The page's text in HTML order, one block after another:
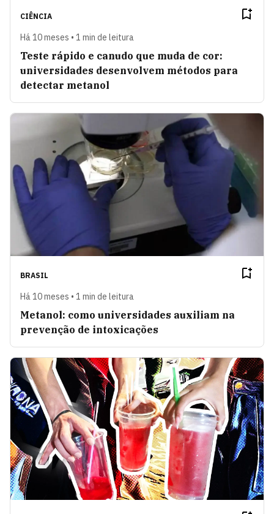
CIÊNCIA
Há 10 meses • 1 min de leitura
Teste rápido e canudo que muda de cor:
universidades desenvolvem métodos para
detectar metanol
BRASIL
Há 10 meses • 1 min de leitura
Metanol: como universidades auxiliam na
prevenção de intoxicações